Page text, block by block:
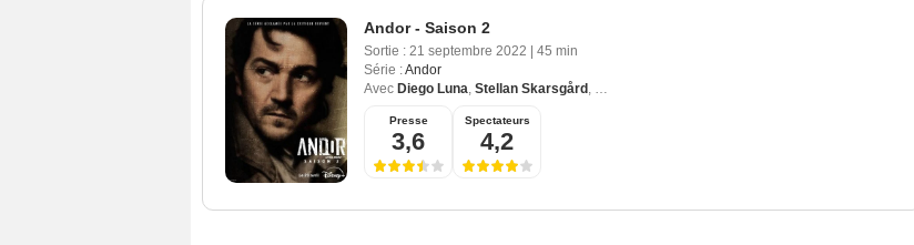
Andor - Saison 2
Sortie : 21 septembre 2022
45 min
Série :Andor
Avec Diego Luna, Stellan Skarsgård , Genevieve O'Reilly
Presse
3,6
Spectateurs
4,2